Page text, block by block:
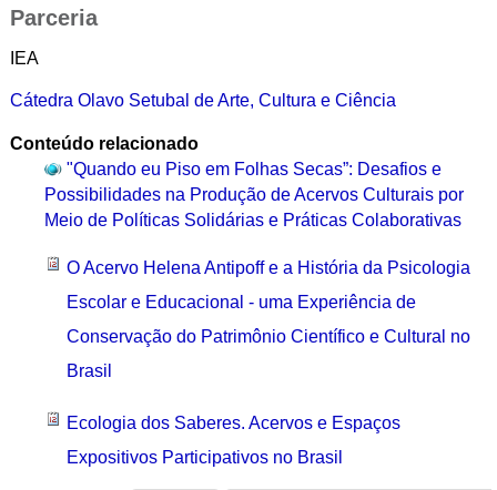
Parceria
IEA
Cátedra Olavo Setubal de Arte, Cultura e Ciência
Conteúdo relacionado
"Quando eu Piso em Folhas Secas”: Desafios e
Possibilidades na Produção de Acervos Culturais por
Meio de Políticas Solidárias e Práticas Colaborativas
O Acervo Helena Antipoff e a História da Psicologia
Escolar e Educacional - uma Experiência de
Conservação do Patrimônio Científico e Cultural no
Brasil
Ecologia dos Saberes. Acervos e Espaços
Expositivos Participativos no Brasil